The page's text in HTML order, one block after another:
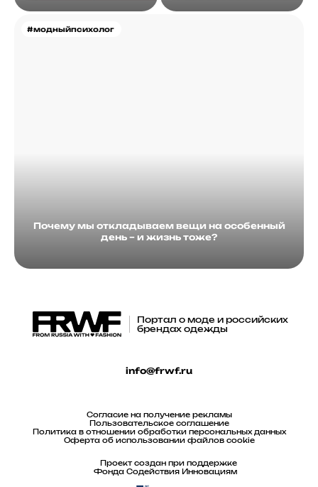
#модныйпсихолог
Почему мы откладываем вещи на особенный
день – и жизнь тоже?
Портал о моде и российских
брендах одежды
info@frwf.ru
Согласие на получение рекламы
Пользовательское соглашение
Политика в отношении обработки персональных данных
Оферта об использовании файлов cookie
Проект создан при поддержке
Фонда Содействия Инновациям